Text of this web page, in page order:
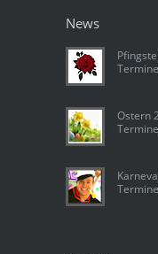
News
Ostern